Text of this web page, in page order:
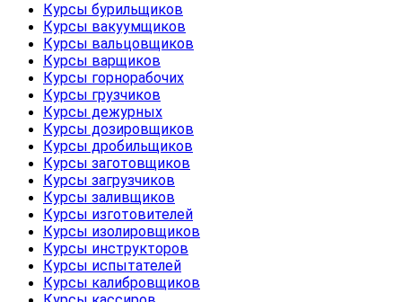
Курсы бурильщиков
Курсы вакуумщиков
Курсы вальцовщиков
Курсы варщиков
Курсы горнорабочих
Курсы грузчиков
Курсы дежурных
Курсы дозировщиков
Курсы дробильщиков
Курсы заготовщиков
Курсы загрузчиков
Курсы заливщиков
Курсы изготовителей
Курсы изолировщиков
Курсы инструкторов
Курсы испытателей
Курсы калибровщиков